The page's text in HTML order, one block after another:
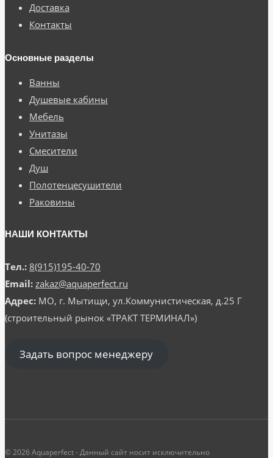
Доставка
Контакты
Основные разделы
Ванны
Душевые кабины
Мебель
Унитазы
Смесители
Душ
Полотенцесушители
Раковины
НАШИ КОНТАКТЫ
Тел.: 8(915)195-40-70
Email: zakaz@aquaperfect.ru
Адрес: МО, г. Мытищи, ул.Коммунистическая, д.25 Г
(строительный рынок «ТРАКТ ТЕРМИНАЛ»)
Задать вопрос менеджеру
© 2026 Aquaperfect - Данный сайт носит исключительно